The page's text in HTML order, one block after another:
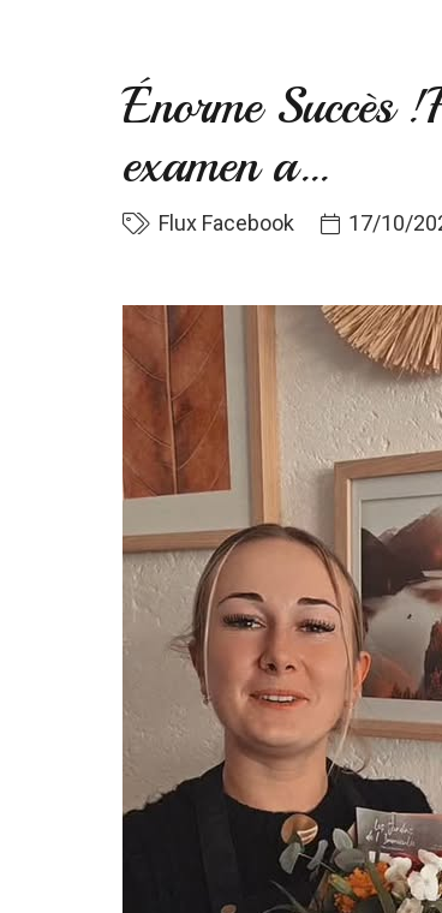
Énorme Succès
examen a…
Flux Facebook 17/10/